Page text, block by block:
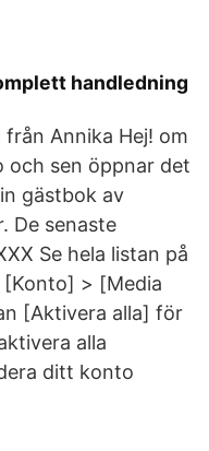
handledning
Annika Hej! om
och sen öppnar det
gästbok av
De senaste
Se hela listan på
[Konto] > [Media
[Aktivera alla] för
alla
ditt konto